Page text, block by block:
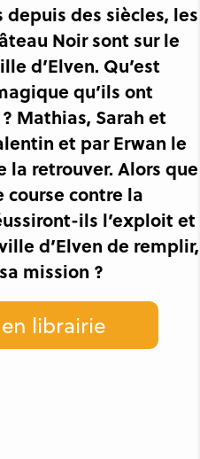
des siècles, les
Noir sont sur le
d’Elven. Qu’est
qu’ils ont
Mathias, Sarah et
et par Erwan le
la retrouver. Alors que
course contre la
ils l’exploit et
d’Elven de remplir,
mission ?
librairie